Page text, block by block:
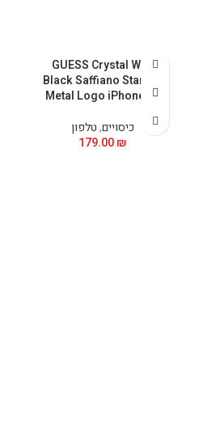
GUESS Crystal With
Black Saffiano Stand &
Metal Logo iPhone 15
כיסויים,טלפון
179.00₪